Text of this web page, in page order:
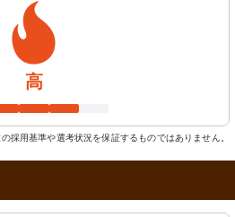
高
採用基準や選考状況を保証するものではありません。